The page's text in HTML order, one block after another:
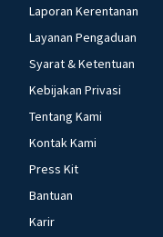
Laporan Kerentanan
Layanan Pengaduan
Syarat & Ketentuan
Kebijakan Privasi
Tentang Kami
Kontak Kami
Press Kit
Bantuan
Karir